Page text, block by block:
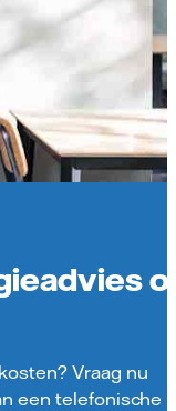
Vraag nu
een telefonische